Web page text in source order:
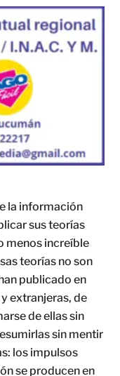
la información
sus teorías
menos increíble
teorías no son
publicado en
extranjeras, de
de ellas sin
sin mentir
los impulsos
se producen en